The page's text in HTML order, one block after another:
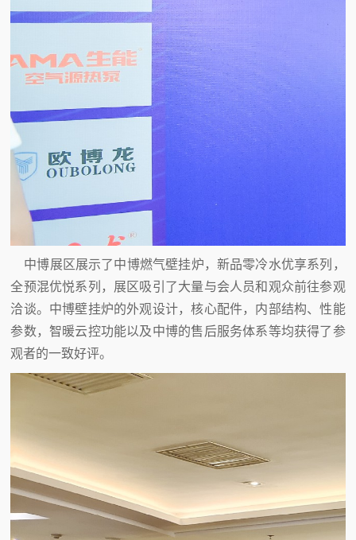
中博展区展示了中博燃气壁挂炉，新品零冷水优享系列，
全预混优悦系列，展区吸引了大量与会人员和观众前往参观
洽谈。中博壁挂炉的外观设计，核心配件，内部结构、性能
参数，智暖云控功能以及中博的售后服务体系等均获得了参
观者的一致好评。